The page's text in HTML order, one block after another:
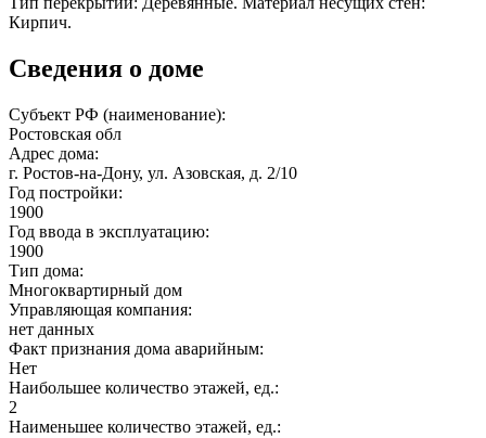
Кирпич.
Сведения о доме
Субъект РФ (наименование):
Ростовская обл
Адрес дома:
г. Ростов-на-Дону, ул. Азовская, д. 2/10
Год постройки:
1900
Год ввода в эксплуатацию:
1900
Тип дома:
Многоквартирный дом
Управляющая компания:
нет данных
Факт признания дома аварийным:
Нет
Наибольшее количество этажей, ед.:
2
Наименьшее количество этажей, ед.: